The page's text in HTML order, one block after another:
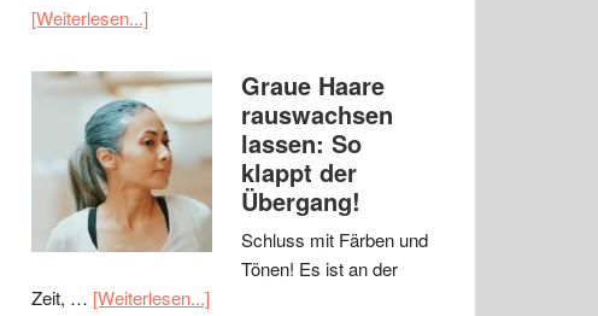
[Weiterlesen...]
Graue Haare
rauswachsen
lassen: So
klappt der
Übergang!
Schluss mit Färben und
Tönen! Es ist an der
Zeit, … [Weiterlesen...]